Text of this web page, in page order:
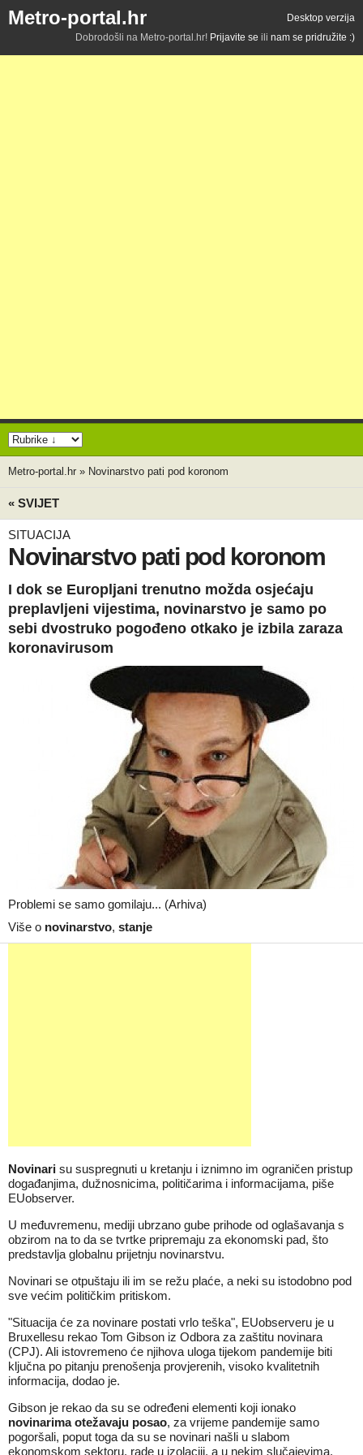
Metro-portal.hr
Desktop verzija
Dobrodošli na Metro-portal.hr! Prijavite se ili nam se pridružite :)
Metro-portal.hr » Novinarstvo pati pod koronom
« SVIJET
SITUACIJA
Novinarstvo pati pod koronom
I dok se Europljani trenutno možda osjećaju
preplavljeni vijestima, novinarstvo je samo po
sebi dvostruko pogođeno otkako je izbila zaraza
koronavirusom
Problemi se samo gomilaju... (Arhiva)
Više o novinarstvo, stanje
Novinari su suspregnuti u kretanju i iznimno im ograničen pristup
događanjima, dužnosnicima, političarima i informacijama, piše
EUobserver.
U međuvremenu, mediji ubrzano gube prihode od oglašavanja s
obzirom na to da se tvrtke pripremaju za ekonomski pad, što
predstavlja globalnu prijetnju novinarstvu.
Novinari se otpuštaju ili im se režu plaće, a neki su istodobno pod
sve većim političkim pritiskom.
"Situacija će za novinare postati vrlo teška", EUobserveru je u
Bruxellesu rekao Tom Gibson iz Odbora za zaštitu novinara
(CPJ). Ali istovremeno će njihova uloga tijekom pandemije biti
ključna po pitanju prenošenja provjerenih, visoko kvalitetnih
informacija, dodao je.
Gibson je rekao da su se određeni elementi koji ionako
novinarima otežavaju posao, za vrijeme pandemije samo
pogoršali, poput toga da su se novinari našli u slabom
ekonomskom sektoru, rade u izolaciji, a u nekim slučajevima,